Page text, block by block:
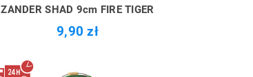
ZANDER SHAD 9cm FIRE TIGER
9,90 zł